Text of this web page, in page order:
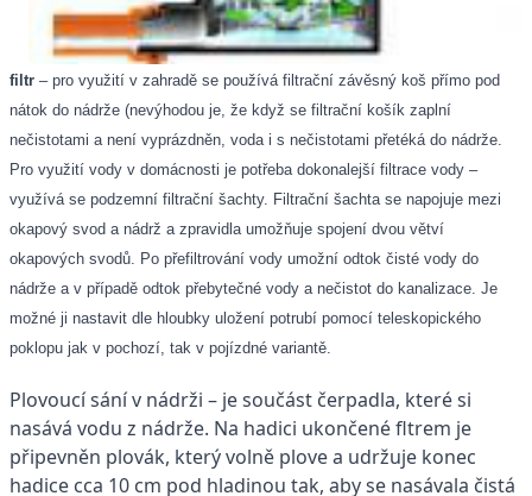
filtr – pro využití v zahradě se používá filtrační závěsný koš přímo pod
nátok do nádrže (nevýhodou je, že když se filtrační košík zaplní
nečistotami a není vyprázdněn, voda i s nečistotami přetéká do nádrže.
Pro využití vody v domácnosti je potřeba dokonalejší filtrace vody –
využívá se podzemní filtrační šachty. Filtrační šachta se napojuje mezi
okapový svod a nádrž a zpravidla umožňuje spojení dvou větví
okapových svodů. Po přefiltrování vody umožní odtok čisté vody do
nádrže a v případě odtok přebytečné vody a nečistot do kanalizace. Je
možné ji nastavit dle hloubky uložení potrubí pomocí teleskopického
poklopu jak v pochozí, tak v pojízdné variantě.
Plovoucí sání v nádrži – je součást čerpadla, které si
nasává vodu z nádrže. Na hadici ukončené fltrem je
připevněn plovák, který volně plove a udržuje konec
hadice cca 10 cm pod hladinou tak, aby se nasávala čistá